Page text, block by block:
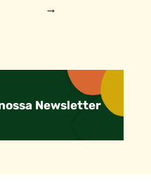
→
Newsletter